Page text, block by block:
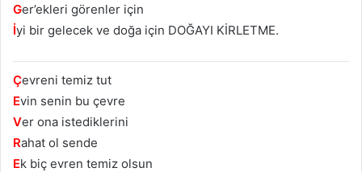
Ger’ekleri görenler için
İyi bir gelecek ve doğa için DOĞAYI KİRLETME.
Çevreni temiz tut
Evin senin bu çevre
Ver ona istediklerini
Rahat ol sende
Ek biç evren temiz olsun